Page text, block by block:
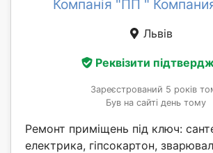
Компанія "ПП "
Львів
Реквізити
Зареєстрований 5 років
Був на сайті день тому
Ремонт приміщень під ключ:
електрика, гіпсокартон,